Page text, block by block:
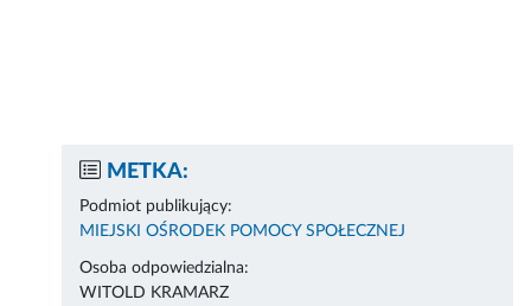
METKA:
Podmiot publikujący:
MIEJSKI OŚRODEK POMOCY SPOŁECZNEJ
Osoba odpowiedzialna:
WITOLD KRAMARZ